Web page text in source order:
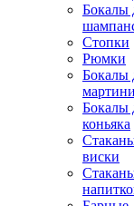
Бокалы
Стопки
Рюмки
Бокалы
мартини
Бокалы
коньяка
виски